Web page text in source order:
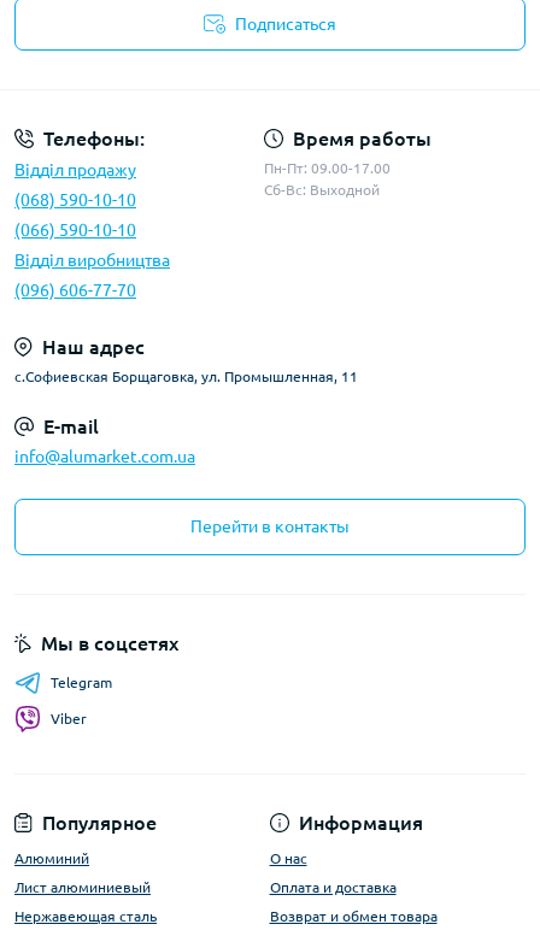
Подписаться
Телефоны:
Відділ продажу
(068) 590-10-10
(066) 590-10-10
Відділ виробництва
(096) 606-77-70
Время работы
Пн-Пт: 09.00-17.00
Сб-Вс: Выходной
Наш адрес
с.Софиевская Борщаговка, ул. Промышленная, 11
E-mail
info@alumarket.com.ua
Перейти в контакты
Популярное
Алюминий
Лист алюминиевый
Нержавеющая сталь
Информация
О нас
Оплата и доставка
Возврат и обмен товара
Мы в соцсетях
Telegram
Viber